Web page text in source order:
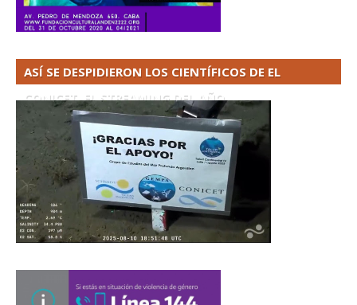
ASÍ SE DESPIDIERON LOS CIENTÍFICOS DE EL
CONICET. EL STREAMING DEL AÑO